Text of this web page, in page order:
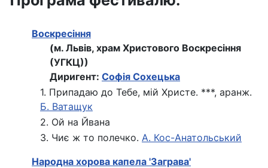
Воскресіння
(м. Львів, храм Христового Воскресіння
(УГКЦ))
Диригент: Софія Сохецька
1. Припадаю до Тебе, мій Христе. ***, аранж.
Б. Ватащук
2. Ой на Йвана
3. Чиє ж то полечко. А. Кос-Анатольський
Народна хорова капела 'Заграва'